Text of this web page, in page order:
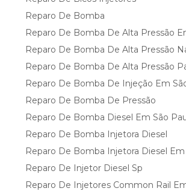
Reparo De Bomba
Reparo De Bomba De Alta Pressão
Reparo De Bomba De Alta Pressão
Reparo De Bomba De Alta Pressão
Reparo De Bomba De Injeção Em
Reparo De Bomba De Pressão
Reparo De Bomba Diesel Em São
Reparo De Bomba Injetora Diesel
Reparo De Bomba Injetora Diesel Em
Reparo De Injetor Diesel Sp
Reparo De Injetores Common Rail